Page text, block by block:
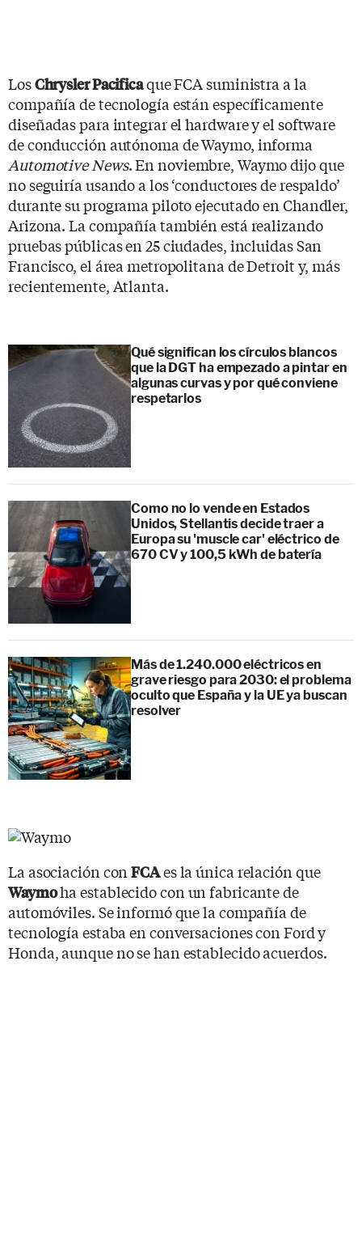
LosChrysler Pacificaque FCA suministra a la
compañía de tecnología están específicamente
diseñadas para integrar el hardware y el software
de conducción autónoma de Waymo, informa
Automotive News. En noviembre, Waymo dijo que
no seguiría usando a los ‘conductores de respaldo’
durante su programa piloto ejecutado en Chandler,
Arizona. La compañía también está realizando
pruebas públicas en 25 ciudades, incluidas San
Francisco, el área metropolitana de Detroit y, más
recientemente, Atlanta.
Qué significan los círculos blancos
que la DGT ha empezado a pintar en
algunas curvas y por qué conviene
respetarlos
Como no lo vende en Estados
Unidos, Stellantis decide traer a
Europa su 'muscle car' eléctrico de
670 CV y 100,5 kWh de batería
Más de 1.240.000 eléctricos en
grave riesgo para 2030: el problema
oculto que España y la UE ya buscan
resolver
La asociación conFCAes la única relación que
Waymoha establecido con un fabricante de
automóviles. Se informó que la compañía de
tecnología estaba en conversaciones con Ford y
Honda, aunque no se han establecido acuerdos.